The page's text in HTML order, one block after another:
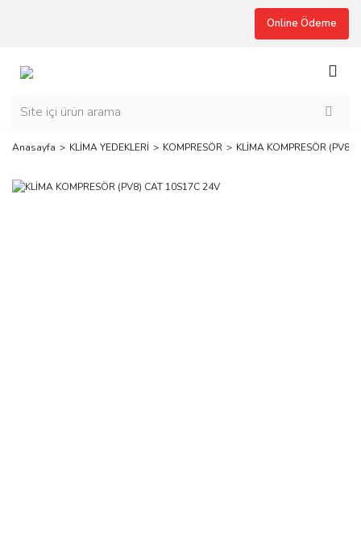
Online Ödeme
Anasayfa KLİMA YEDEKLERİ KOMPRESÖR KLİMA KOMPRESÖR (PV8)